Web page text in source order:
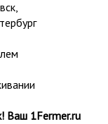
,
Ваш 1Fermer.ru